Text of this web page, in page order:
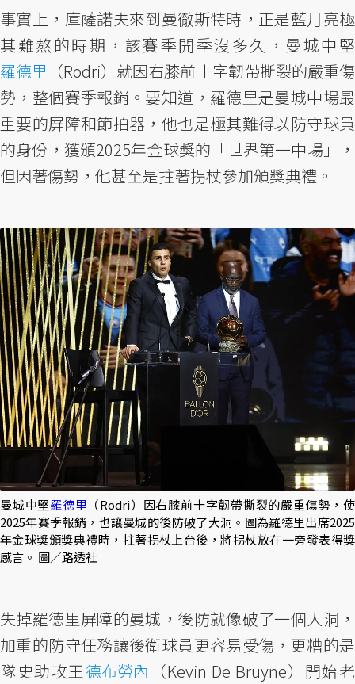
事實上，庫薩諾夫來到曼徹斯特時，正是藍月亮極
其難熬的時期，該賽季開季沒多久，曼城中堅
羅德里 （Rodri）就因右膝前十字韌帶撕裂的嚴重傷
勢，整個賽季報銷。要知道，羅德里是曼城中場最
重要的屏障和節拍器，他也是極其難得以防守球員
的身份，獲頒2025年金球獎的「世界第一中場」，
但因著傷勢，他甚至是拄著拐杖參加頒獎典禮。
曼城中堅羅德里 （Rodri）因右膝前十字韌帶撕裂的嚴重傷勢，使
2025年賽季報銷，也讓曼城的後防破了大洞。圖為羅德里出席2025
年金球獎頒獎典禮時，拄著拐杖上台後，將拐杖放在一旁發表得獎
感言。 圖／路透社
失掉羅德里屏障的曼城，後防就像破了一個大洞，
加重的防守任務讓後衛球員更容易受傷，更糟的是
隊史助攻王德布勞內 （Kevin De Bruyne）開始老